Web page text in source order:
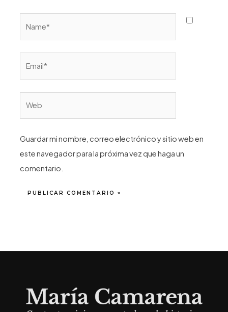
Guardar mi nombre, correo electrónico y sitio web en
este navegador para la próxima vez que haga un
comentario.